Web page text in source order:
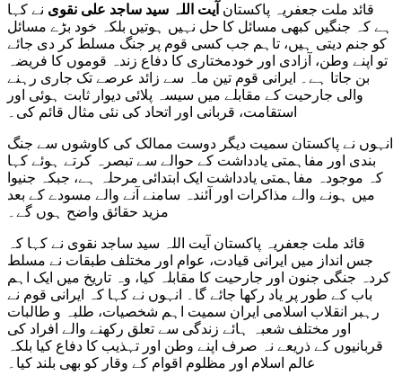
قائد ملت جعفریہ پاکستان آیت اللہ سید ساجد علی نقوی نے کہا
ہے کہ جنگیں کبھی مسائل کا حل نہیں ہوتیں بلکہ خود بڑے مسائل
کو جنم دیتی ہیں، تاہم جب کسی قوم پر جنگ مسلط کر دی جائے
تو اپنے وطن، آزادی اور خودمختاری کا دفاع زندہ قوموں کا فریضہ
بن جاتا ہے۔ ایرانی قوم تین ماہ سے زائد عرصے تک جاری رہنے
والی جارحیت کے مقابلے میں سیسہ پلائی دیوار ثابت ہوئی اور
استقامت، قربانی اور اتحاد کی نئی مثال قائم کی۔
انہوں نے پاکستان سمیت دیگر دوست ممالک کی کاوشوں سے جنگ
بندی اور مفاہمتی یادداشت کے حوالے سے تبصرہ کرتے ہوئے کہا
کہ موجودہ مفاہمتی یادداشت ایک ابتدائی مرحلہ ہے، جبکہ جنیوا
میں ہونے والے مذاکرات اور آئندہ سامنے آنے والے مسودے کے بعد
مزید حقائق واضح ہوں گے۔
قائد ملت جعفریہ پاکستان آیت اللہ سید ساجد نقوی نے کہا کہ
جس انداز میں ایرانی قیادت، عوام اور مختلف طبقات نے مسلط
کردہ جنگی جنون اور جارحیت کا مقابلہ کیا، وہ تاریخ میں ایک اہم
باب کے طور پر یاد رکھا جائے گا۔ انہوں نے کہا کہ ایرانی قوم نے
رہبر انقلاب اسلامی ایران سمیت اہم شخصیات، طلبہ و طالبات
اور مختلف شعبہ ہائے زندگی سے تعلق رکھنے والے افراد کی
قربانیوں کے ذریعے نہ صرف اپنے وطن اور تہذیب کا دفاع کیا بلکہ
عالم اسلام اور مظلوم اقوام کے وقار کو بھی بلند کیا۔